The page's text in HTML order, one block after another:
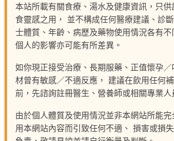
本站所載有關食療、湯水及健康資訊，只
食靈感之用， 並不構成任何醫療建議、診
士體質、年齡、病歷及藥物使用情況各有
個人的影響亦可能有所差異。
如你現正接受治療、長期服藥、正值懷孕
材曾有敏感／不適反應， 建議在飲用任何
前，先諮詢註冊醫生、營養師或相關專業人
由於個人體質及使用情況並非本網站所能
用本網站內容而引致任何不適、 損害或損